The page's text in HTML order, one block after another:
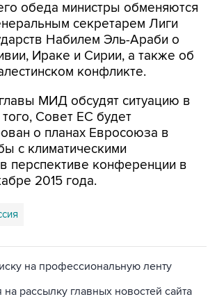
обеда министры обменяются
секретарем Лиги
Набилем Эль-Араби о
Ираке и Сирии, а также об
конфликте.
МИД обсудят ситуацию в
Совет ЕС будет
о планах Евросоюза в
с климатическими
перспективе конференции в
2015 года.
на профессиональную ленту
на рассылку главных новостей сайта